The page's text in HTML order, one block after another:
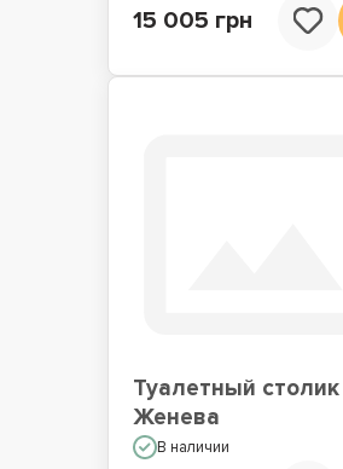
15 005 грн
Туалетный столик
Женева
В наличии